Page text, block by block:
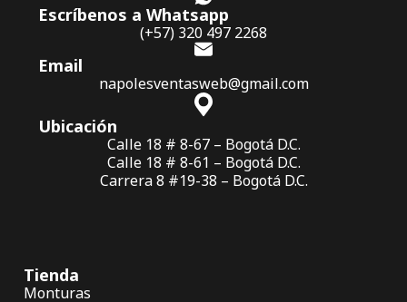
Escríbenos a Whatsapp
(+57) 320 497 2268
Email
napolesventasweb@gmail.com
Ubicación
Calle 18 # 8-67 – Bogotá D.C.
Calle 18 # 8-61 – Bogotá D.C.
Carrera 8 #19-38 – Bogotá D.C.
Tienda
Monturas